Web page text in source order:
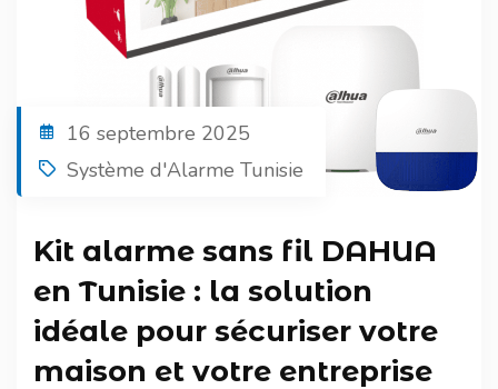
16 septembre 2025
Système d'Alarme Tunisie
Kit alarme sans fil DAHUA
en Tunisie : la solution
idéale pour sécuriser votre
maison et votre entreprise